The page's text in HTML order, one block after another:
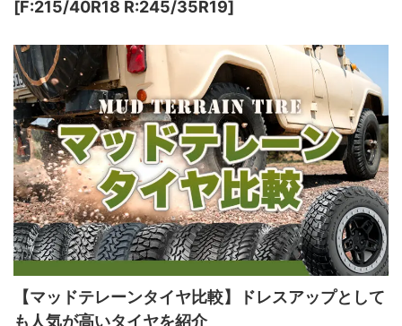
[F:215/40R18 R:245/35R19]
【マッドテレーンタイヤ比較】ドレスアップとして
も人気が高いタイヤを紹介